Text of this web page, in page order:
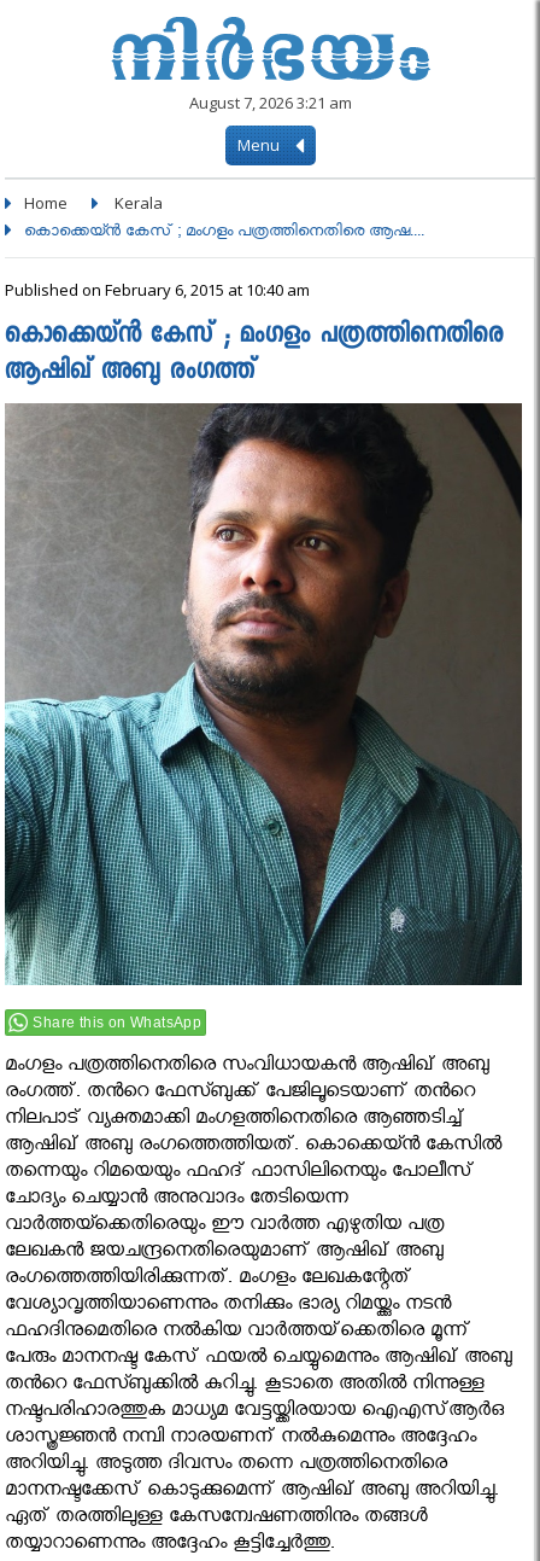
August 7, 2026 3:21 am
Menu
Home Kerala
കൊക്കെയ്ൻ കേസ് ; മംഗളം പത്രത്തിനെതിരെ ആഷ....
Published on February 6, 2015 at 10:40 am
കൊക്കെയ്ൻ കേസ് ; മംഗളം പത്രത്തിനെതിരെ
ആഷിഖ് അബു രംഗത്ത്
Share this on WhatsApp
മംഗളം പത്രത്തിനെതിരെ സംവിധായകൻ ആഷിഖ് അബു
രംഗത്ത്. തൻറെ ഫേസ്ബുക്ക് പേജിലൂടെയാണ് തൻറെ
നിലപാട് വ്യക്തമാക്കി മംഗളത്തിനെതിരെ ആഞ്ഞടിച്ച്
ആഷിഖ് അബു രംഗത്തെത്തിയത്. കൊക്കെയ്ന്‍ കേസില്‍
തന്നെയും റിമയെയും ഫഹദ് ഫാസിലിനെയും പോലീസ്
ചോദ്യം ചെയ്യാൻ അനുവാദം തേടിയെന്ന
വാർത്തയ്ക്കെതിരെയും ഈ വാർത്ത എഴുതിയ പത്ര
ലേഖകൻ ജയചന്ദ്രനെതിരെയുമാണ് ആഷിഖ് അബു
രംഗത്തെത്തിയിരിക്കുന്നത്. മംഗളം ലേഖകന്റേത്
വേശ്യാവൃത്തിയാണെന്നും തനിക്കും ഭാര്യ റിമയ്ക്കും നടന്‍
ഫഹദിനുമെതിരെ നല്‍കിയ വാര്‍ത്തയ്‌ക്കെതിരെ മൂന്ന്
പേരും മാനനഷ്ട കേസ് ഫയൽ ചെയ്യുമെന്നും ആഷിഖ് അബു
തൻറെ ഫേസ്ബുക്കിൽ കുറിച്ചു. കൂടാതെ അതില്‍ നിന്നുള്ള
നഷ്ടപരിഹാരത്തുക മാധ്യമ വേട്ടയ്ക്കിരയായ ഐഎസ്ആര്‍ഒ
ശാസ്ത്രജ്ഞന്‍ നമ്പി നാരയണന് നല്‍കുമെന്നും അദ്ദേഹം
അറിയിച്ചു. അടുത്ത ദിവസം തന്നെ പത്രത്തിനെതിരെ
മാനനഷ്ടക്കേസ് കൊടുക്കുമെന്ന് ആഷിഖ് അബു അറിയിച്ചു.
ഏത് തരത്തിലുള്ള കേസന്വേഷണത്തിനും തങ്ങള്‍
തയ്യാറാണെന്നും അദ്ദേഹം കൂട്ടിച്ചേര്‍ത്തു.